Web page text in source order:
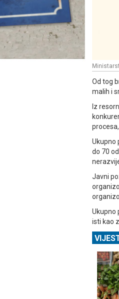
Od tog
malih i
Iz
Ukupno
do 70
Јavni
Ukupno
isti kao